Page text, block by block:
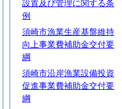
設置及び管理に関する条
例
須崎市漁業生産基盤維持
向上事業費補助金交付要
綱
須崎市沿岸漁業設備投資
促進事業費補助金交付要
綱